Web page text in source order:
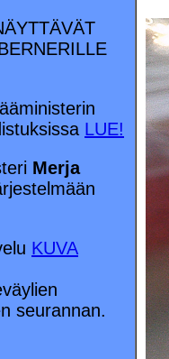
LUE!
Merja
KUVA
seurannan.